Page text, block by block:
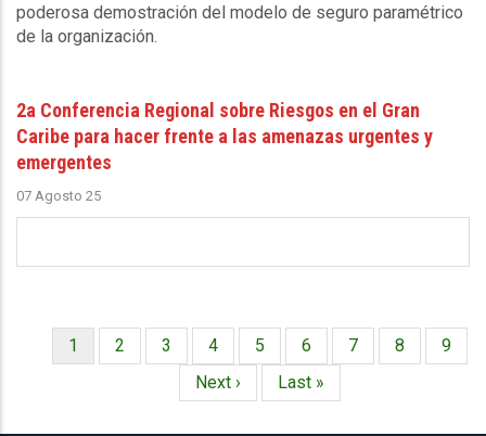
poderosa demostración del modelo de seguro paramétrico
de la organización.
2a Conferencia Regional sobre Riesgos en el Gran
Caribe para hacer frente a las amenazas urgentes y
emergentes
07 Agosto 25
Paginación
Página
actual
1 Página
2 Página
3 Página
4 Página
5 Página
6 Página
7 Página
8
9
Siguiente
página
Next ›
Última
página
Last »